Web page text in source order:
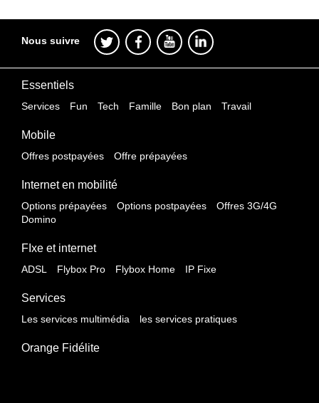
Nous suivre
Essentiels
Services Fun Tech Famille Bon plan Travail
Mobile
Offres postpayées Offre prépayées
Internet en mobilité
Options prépayées Options postpayées
Offres 3G/4G
Domino
FIxe et internet
ADSL Flybox Pro Flybox Home IP Fixe
Services
Les services multimédia les services pratiques
Orange Fidélite